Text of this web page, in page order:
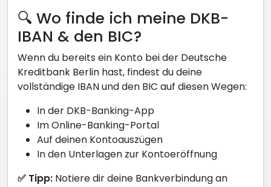
🔍 Wo finde ich meine DKB-
IBAN & den BIC?
Wenn du bereits ein Konto bei der Deutsche
Kreditbank Berlin hast, findest du deine
vollständige IBAN und den BIC auf diesen Wegen:
In der DKB-Banking-App
Im Online-Banking-Portal
Auf deinen Kontoauszügen
In den Unterlagen zur Kontoeröffnung
✅ Tipp: Notiere dir deine Bankverbindung an